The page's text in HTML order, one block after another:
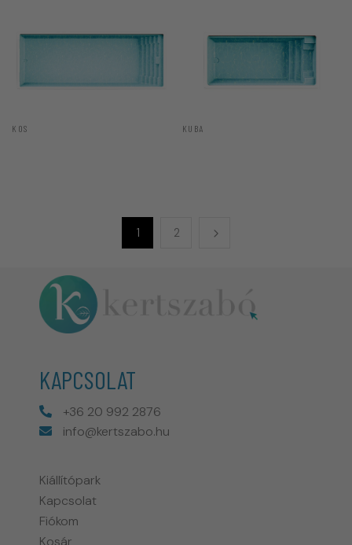
KOS KUBA
1 2
KAPCSOLAT
+36 20 992 2876
info@kertszabo.hu
Kiállítópark
Kapcsolat
Fiókom
Kosár